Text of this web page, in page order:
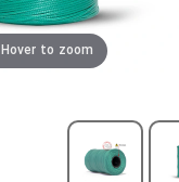
Hover to zoom